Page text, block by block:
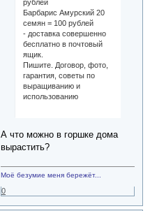
рублей
Барбарис Амурский 20
семян = 100 рублей
- доставка совершенно
бесплатно в почтовый
ящик.
Пишите. Договор, фото,
гарантия, советы по
выращиванию и
использованию
А что можно в горшке дома
вырастить?
Моё безумие меня бережёт...
0